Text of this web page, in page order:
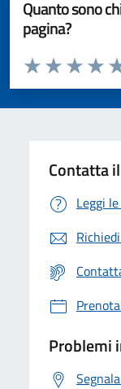
Quanto sono
pagina?
Valuta da 1 a 5 stelle
Valuta 3
Valuta 2
Valuta 1 stelle su
Contatta
Leggi
Problemi